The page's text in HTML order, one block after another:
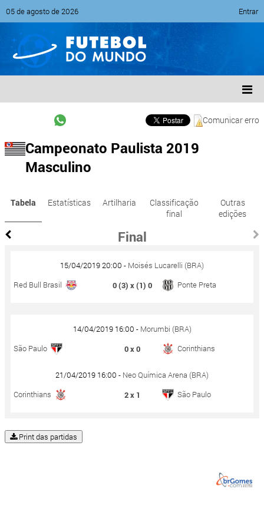
05 de agosto de 2026 Entrar
Comunicar erro
Campeonato Paulista 2019
Masculino
Tabela Estatísticas Artilharia
Classificação
final
Outras
edições
Final
15/04/2019 20:00 - Moisés Lucarelli (BRA)
Red Bull Brasil
0 (3) x (1) 0 Ponte Preta
14/04/2019 16:00 - Morumbi (BRA)
São Paulo
0 x 0 Corinthians
21/04/2019 16:00 - Neo Química Arena (BRA)
Corinthians
2 x 1 São Paulo
Print das partidas